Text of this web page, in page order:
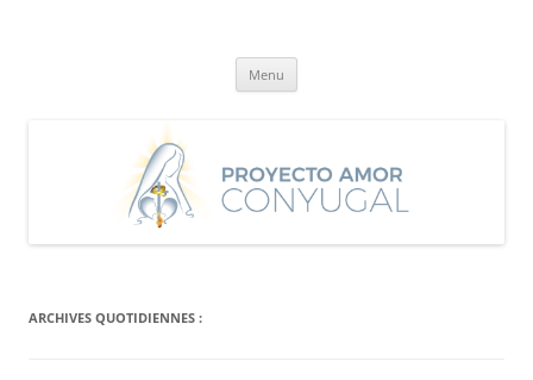
Menu
ARCHIVES QUOTIDIENNES :